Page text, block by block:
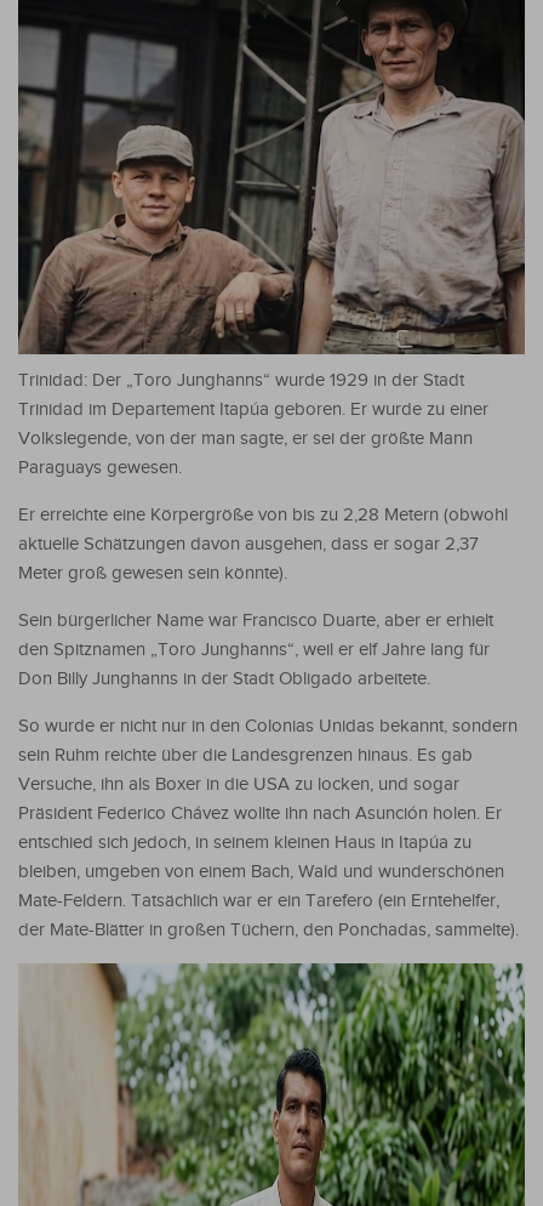
Trinidad: Der „Toro Junghanns“ wurde 1929 in der Stadt
Trinidad im Departement Itapúa geboren. Er wurde zu einer
Volkslegende, von der man sagte, er sei der größte Mann
Paraguays gewesen.
Er erreichte eine Körpergröße von bis zu 2,28 Metern (obwohl
aktuelle Schätzungen davon ausgehen, dass er sogar 2,37
Meter groß gewesen sein könnte).
Sein bürgerlicher Name war Francisco Duarte, aber er erhielt
den Spitznamen „Toro Junghanns“, weil er elf Jahre lang für
Don Billy Junghanns in der Stadt Obligado arbeitete.
So wurde er nicht nur in den Colonias Unidas bekannt, sondern
sein Ruhm reichte über die Landesgrenzen hinaus. Es gab
Versuche, ihn als Boxer in die USA zu locken, und sogar
Präsident Federico Chávez wollte ihn nach Asunción holen. Er
entschied sich jedoch, in seinem kleinen Haus in Itapúa zu
bleiben, umgeben von einem Bach, Wald und wunderschönen
Mate-Feldern. Tatsächlich war er ein Tarefero (ein Erntehelfer,
der Mate-Blätter in großen Tüchern, den Ponchadas, sammelte).